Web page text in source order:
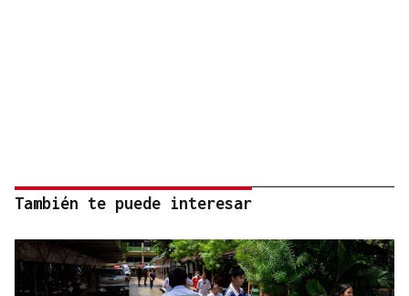
También te puede interesar